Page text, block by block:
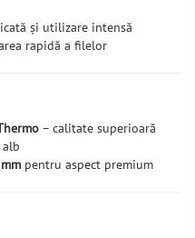
și utilizare intensă
rapidă a filelor
– calitate superioară
pentru aspect premium